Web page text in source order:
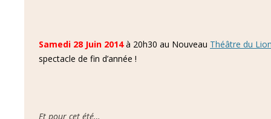
Samedi 28 Juin 2014 à 20h30 au Nouveau Théâtre du
spectacle de fin d’année !
Et pour cet été…